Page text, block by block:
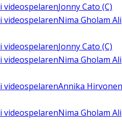
i videospelarenJonny Cato (C)
i videospelarenNima Gholam Ali
i videospelarenJonny Cato (C)
i videospelarenNima Gholam Ali
i videospelarenAnnika Hirvonen
i videospelarenNima Gholam Ali